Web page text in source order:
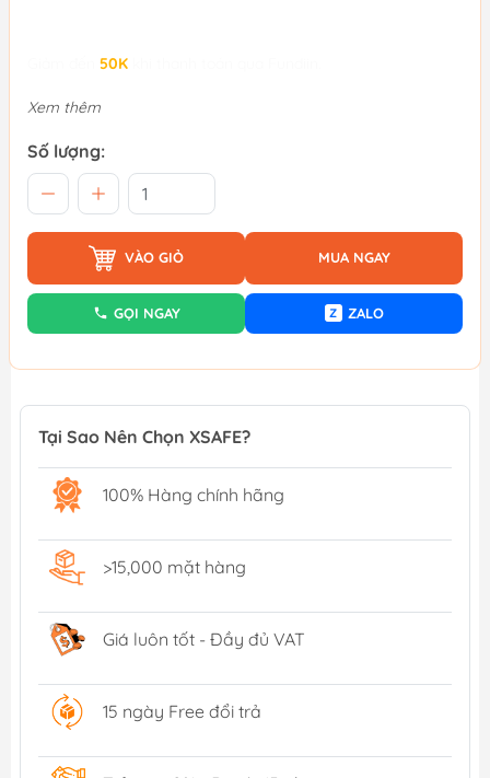
50K
Xem thêm
Số lượng:
VÀO GIỎ MUA NGAY
GỌI NGAY Z ZALO
Tại Sao Nên Chọn XSAFE?
100% Hàng chính hãng
>15,000 mặt hàng
Giá luôn tốt - Đầy đủ VAT
15 ngày Free đổi trả